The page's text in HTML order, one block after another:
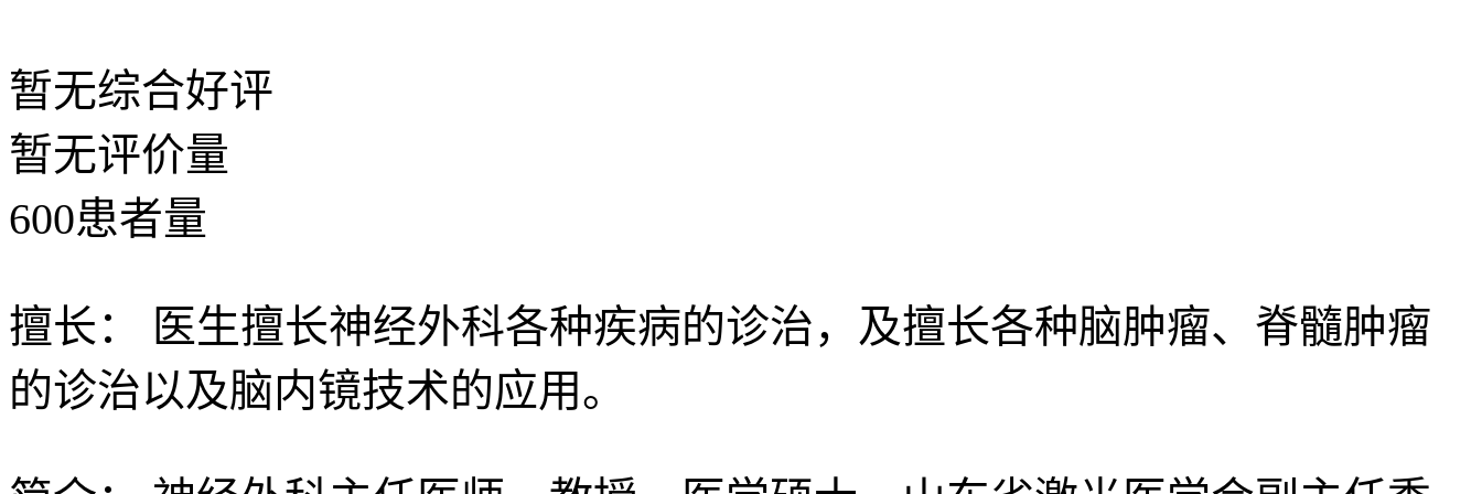
暂无综合好评
暂无评价量
600患者量
擅长：
医生擅长神经外科各种疾病的诊治，及擅长各种脑肿瘤、脊髓肿瘤
的诊治以及脑内镜技术的应用。